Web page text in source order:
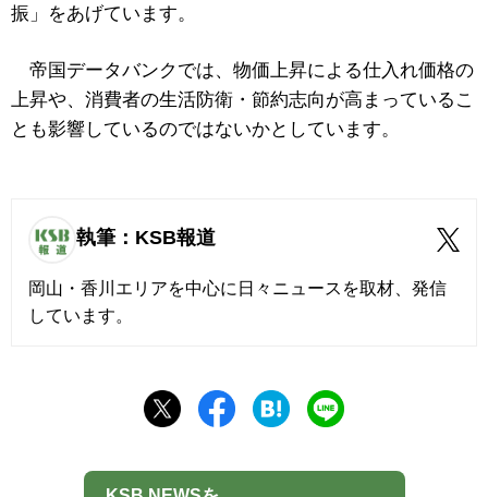
振」をあげています。
帝国データバンクでは、物価上昇による仕入れ価格の
上昇や、消費者の生活防衛・節約志向が高まっているこ
とも影響しているのではないかとしています。
執筆：KSB報道
岡山・香川エリアを中心に日々ニュースを取材、発信
しています。